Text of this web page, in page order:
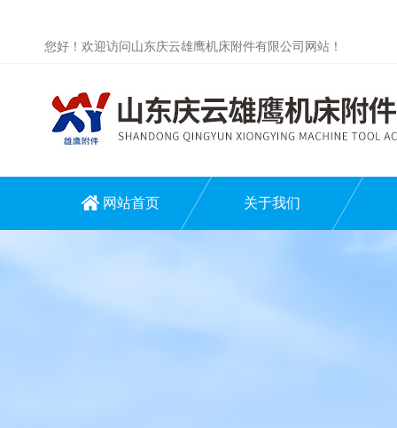
您好！欢迎访问山东庆云雄鹰机床附件有限公司网站！
网站首页 关于我们